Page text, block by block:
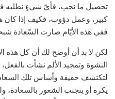
تحصيل ما نحب، فأيّ شيءٍ نطلبه
كبير، وعمل دؤوب، فكيف إذا كان
ففي هذه الأيّام صارت السّعادة
لكن لا بد أن أوضح لك أن كل هذه
النشوة وتمجيد الألم نشأت
لتكتشف حقيقة وأساس تلك
يكره أو يتجنب الشعور